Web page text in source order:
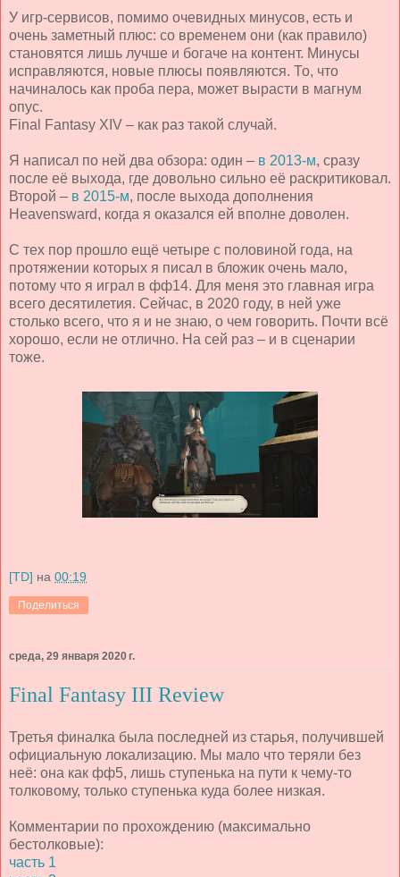
У игр-сервисов, помимо очевидных минусов, есть и
очень заметный плюс: со временем они (как правило)
становятся лишь лучше и богаче на контент. Минусы
исправляются, новые плюсы появляются. То, что
начиналось как проба пера, может вырасти в магнум
опус.
Final Fantasy XIV – как раз такой случай.
Я написал по ней два обзора: один – в 2013-м, сразу
после её выхода, где довольно сильно её раскритиковал.
Второй – в 2015-м, после выхода дополнения
Heavensward, когда я оказался ей вполне доволен.
С тех пор прошло ещё четыре с половиной года, на
протяжении которых я писал в бложик очень мало,
потому что я играл в фф14. Для меня это главная игра
всего десятилетия. Сейчас, в 2020 году, в ней уже
столько всего, что я и не знаю, о чем говорить. Почти всё
хорошо, если не отлично. На сей раз – и в сценарии
тоже.
[TD] на 00:19
Поделиться
среда, 29 января 2020 г.
Final Fantasy III Review
Третья финалка была последней из старья, получившей
официальную локализацию. Мы мало что теряли без
неё: она как фф5, лишь ступенька на пути к чему-то
толковому, только ступенька куда более низкая.
Комментарии по прохождению (максимально
бестолковые):
часть 1